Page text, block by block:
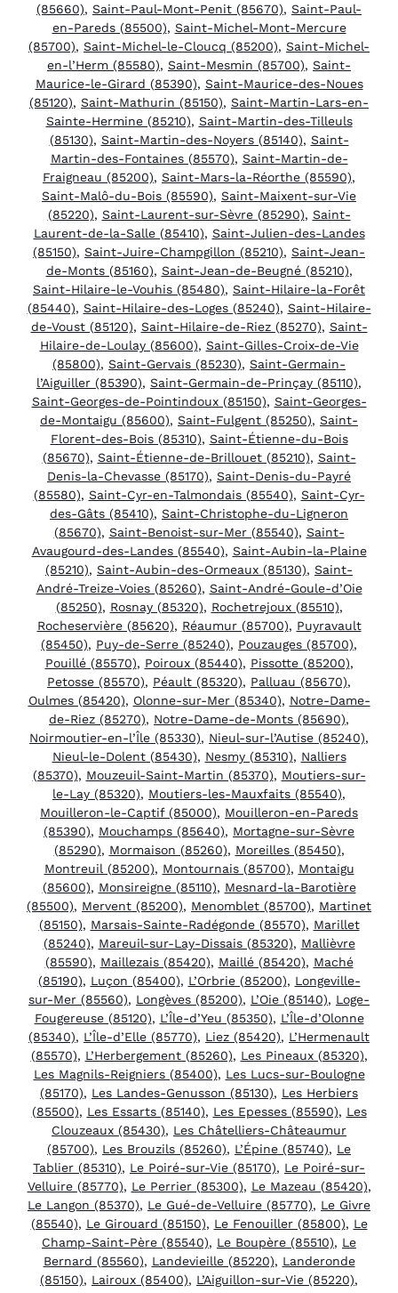
(85660), Saint-Paul-Mont-Penit (85670), Saint-Paul-
en-Pareds (85500), Saint-Michel-Mont-Mercure
(85700), Saint-Michel-le-Cloucq (85200), Saint-Michel-
en-l’Herm (85580), Saint-Mesmin (85700), Saint-
Maurice-le-Girard (85390), Saint-Maurice-des-Noues
(85120), Saint-Mathurin (85150), Saint-Martin-Lars-en-
Sainte-Hermine (85210), Saint-Martin-des-Tilleuls
(85130), Saint-Martin-des-Noyers (85140), Saint-
Martin-des-Fontaines (85570), Saint-Martin-de-
Fraigneau (85200), Saint-Mars-la-Réorthe (85590),
Saint-Malô-du-Bois (85590), Saint-Maixent-sur-Vie
(85220), Saint-Laurent-sur-Sèvre (85290), Saint-
Laurent-de-la-Salle (85410), Saint-Julien-des-Landes
(85150), Saint-Juire-Champgillon (85210), Saint-Jean-
de-Monts (85160), Saint-Jean-de-Beugné (85210),
Saint-Hilaire-le-Vouhis (85480), Saint-Hilaire-la-Forêt
(85440), Saint-Hilaire-des-Loges (85240), Saint-Hilaire-
de-Voust (85120), Saint-Hilaire-de-Riez (85270), Saint-
Hilaire-de-Loulay (85600), Saint-Gilles-Croix-de-Vie
(85800), Saint-Gervais (85230), Saint-Germain-
l’Aiguiller (85390), Saint-Germain-de-Prinçay (85110),
Saint-Georges-de-Pointindoux (85150), Saint-Georges-
de-Montaigu (85600), Saint-Fulgent (85250), Saint-
Florent-des-Bois (85310), Saint-Étienne-du-Bois
(85670), Saint-Étienne-de-Brillouet (85210), Saint-
Denis-la-Chevasse (85170), Saint-Denis-du-Payré
(85580), Saint-Cyr-en-Talmondais (85540), Saint-Cyr-
des-Gâts (85410), Saint-Christophe-du-Ligneron
(85670), Saint-Benoist-sur-Mer (85540), Saint-
Avaugourd-des-Landes (85540), Saint-Aubin-la-Plaine
(85210), Saint-Aubin-des-Ormeaux (85130), Saint-
André-Treize-Voies (85260), Saint-André-Goule-d’Oie
(85250), Rosnay (85320), Rochetrejoux (85510),
Rocheservière (85620), Réaumur (85700), Puyravault
(85450), Puy-de-Serre (85240), Pouzauges (85700),
Pouillé (85570), Poiroux (85440), Pissotte (85200),
Petosse (85570), Péault (85320), Palluau (85670),
Oulmes (85420), Olonne-sur-Mer (85340), Notre-Dame-
de-Riez (85270), Notre-Dame-de-Monts (85690),
Noirmoutier-en-l’Île (85330), Nieul-sur-l’Autise (85240),
Nieul-le-Dolent (85430), Nesmy (85310), Nalliers
(85370), Mouzeuil-Saint-Martin (85370), Moutiers-sur-
le-Lay (85320), Moutiers-les-Mauxfaits (85540),
Mouilleron-le-Captif (85000), Mouilleron-en-Pareds
(85390), Mouchamps (85640), Mortagne-sur-Sèvre
(85290), Mormaison (85260), Moreilles (85450),
Montreuil (85200), Montournais (85700), Montaigu
(85600), Monsireigne (85110), Mesnard-la-Barotière
(85500), Mervent (85200), Menomblet (85700), Martinet
(85150), Marsais-Sainte-Radégonde (85570), Marillet
(85240), Mareuil-sur-Lay-Dissais (85320), Mallièvre
(85590), Maillezais (85420), Maillé (85420), Maché
(85190), Luçon (85400), L’Orbrie (85200), Longeville-
sur-Mer (85560), Longèves (85200), L’Oie (85140), Loge-
Fougereuse (85120), L’Île-d’Yeu (85350), L’Île-d’Olonne
(85340), L’Île-d’Elle (85770), Liez (85420), L’Hermenault
(85570), L’Herbergement (85260), Les Pineaux (85320),
Les Magnils-Reigniers (85400), Les Lucs-sur-Boulogne
(85170), Les Landes-Genusson (85130), Les Herbiers
(85500), Les Essarts (85140), Les Epesses (85590), Les
Clouzeaux (85430), Les Châtelliers-Châteaumur
(85700), Les Brouzils (85260), L’Épine (85740), Le
Tablier (85310), Le Poiré-sur-Vie (85170), Le Poiré-sur-
Velluire (85770), Le Perrier (85300), Le Mazeau (85420),
Le Langon (85370), Le Gué-de-Velluire (85770), Le Givre
(85540), Le Girouard (85150), Le Fenouiller (85800), Le
Champ-Saint-Père (85540), Le Boupère (85510), Le
Bernard (85560), Landevieille (85220), Landeronde
(85150), Lairoux (85400), L’Aiguillon-sur-Vie (85220),